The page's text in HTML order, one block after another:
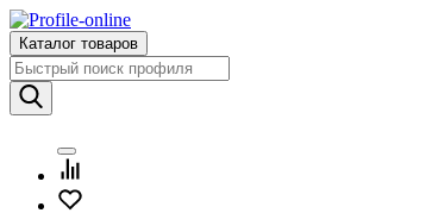
Каталог товаров